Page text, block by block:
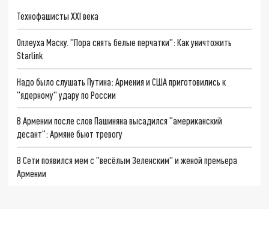
Технофашисты XXI века
Оплеуха Маску. "Пора снять белые перчатки": Как уничтожить
Starlink
Надо было слушать Путина: Армения и США приготовились к
"ядерному" удару по России
В Армении после слов Пашиняна высадился "американский
десант": Армяне бьют тревогу
В Сети появился мем с "весёлым Зеленским" и женой премьера
Армении